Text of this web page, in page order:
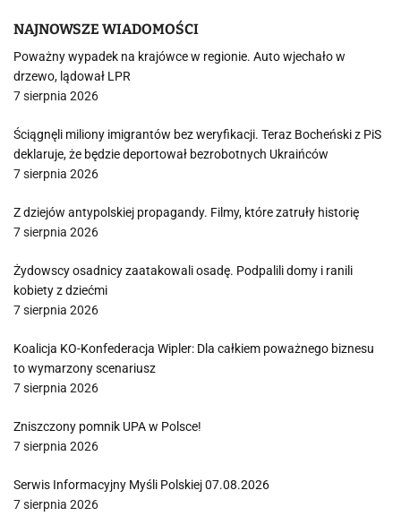
NAJNOWSZE WIADOMOŚCI
Poważny wypadek na krajówce w regionie. Auto wjechało w
drzewo, lądował LPR
7 sierpnia 2026
Ściągnęli miliony imigrantów bez weryfikacji. Teraz Bocheński z PiS
deklaruje, że będzie deportował bezrobotnych Ukraińców
7 sierpnia 2026
Z dziejów antypolskiej propagandy. Filmy, które zatruły historię
7 sierpnia 2026
Żydowscy osadnicy zaatakowali osadę. Podpalili domy i ranili
kobiety z dziećmi
7 sierpnia 2026
Koalicja KO-Konfederacja Wipler: Dla całkiem poważnego biznesu
to wymarzony scenariusz
7 sierpnia 2026
Zniszczony pomnik UPA w Polsce!
7 sierpnia 2026
Serwis Informacyjny Myśli Polskiej 07.08.2026
7 sierpnia 2026